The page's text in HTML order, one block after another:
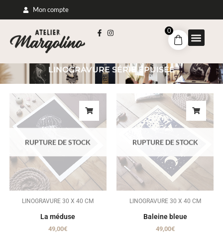
0
Mon compte
LINOGRAVURE SÉRIE ÉPUISÉE
RUPTURE DE STOCK
LINOGRAVURE 30 X 40 CM
La méduse
49,00€
RUPTURE DE STOCK
LINOGRAVURE 30 X 40 CM
Baleine bleue
49,00€